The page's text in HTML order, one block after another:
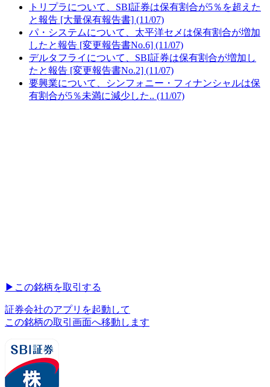
トリプラについて、SBI証券は保有割合が5％を超えた
と報告 [大量保有報告書] (11/07)
パ・システムについて、太平洋セメは保有割合が増加
したと報告 [変更報告書No.6] (11/07)
デルタフライについて、SBI証券は保有割合が増加し
たと報告 [変更報告書No.2] (11/07)
要興業について、シンフォニー・フィナンシャルは保
有割合が5％未満に減少した.. (11/07)
▶︎ この銘柄を取引する
証券会社のアプリを起動して
この銘柄の取引画面へ移動します